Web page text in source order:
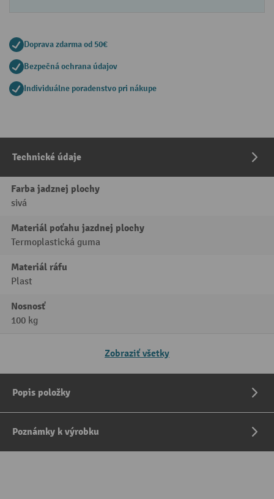
Doprava zdarma od 50€
Bezpečná ochrana údajov
Individuálne poradenstvo pri nákupe
Technické údaje
Farba jadznej plochy
sivá
Materiál poťahu jazdnej plochy
Termoplastická guma
Materiál ráfu
Plast
Nosnosť
100 kg
Zobraziť všetky
Popis položky
Poznámky k výrobku